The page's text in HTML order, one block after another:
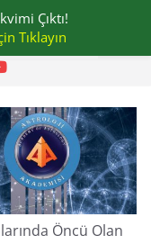
Öncü Olan
Çıktı!
Tıklayın